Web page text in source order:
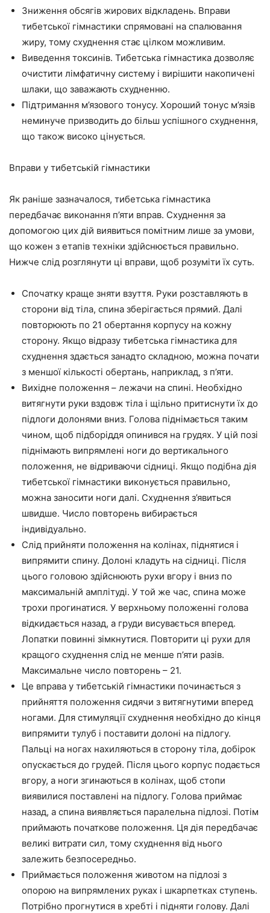
Зниження обсягів жирових відкладень. Вправи
тибетської гімнастики спрямовані на спалювання
жиру, тому схуднення стає цілком можливим.
Виведення токсинів. Тибетська гімнастика дозволяє
очистити лімфатичну систему і вирішити накопичені
шлаки, що заважають схудненню.
Підтримання м’язового тонусу. Хороший тонус м’язів
неминуче призводить до більш успішного схуднення,
що також високо цінується.
Вправи у тибетській гімнастики
Як раніше зазначалося, тибетська гімнастика
передбачає виконання п’яти вправ. Схуднення за
допомогою цих дій виявиться помітним лише за умови,
що кожен з етапів техніки здійснюється правильно.
Нижче слід розглянути ці вправи, щоб розуміти їх суть.
Спочатку краще зняти взуття. Руки розставляють в
сторони від тіла, спина зберігається прямий. Далі
повторюють по 21 обертання корпусу на кожну
сторону. Якщо відразу тибетська гімнастика для
схуднення здається занадто складною, можна почати
з меншої кількості обертань, наприклад, з п’яти.
Вихідне положення – лежачи на спині. Необхідно
витягнути руки вздовж тіла і щільно притиснути їх до
підлоги долонями вниз. Голова піднімається таким
чином, щоб підборіддя опинився на грудях. У цій позі
піднімають випрямлені ноги до вертикального
положення, не відриваючи сідниці. Якщо подібна дія
тибетської гімнастики виконується правильно,
можна заносити ноги далі. Схуднення з’явиться
швидше. Число повторень вибирається
індивідуально.
Слід прийняти положення на колінах, піднятися і
випрямити спину. Долоні кладуть на сідниці. Після
цього головою здійснюють рухи вгору і вниз по
максимальній амплітуді. У той же час, спина може
трохи прогинатися. У верхньому положенні голова
відкидається назад, а груди висувається вперед.
Лопатки повинні зімкнутися. Повторити ці рухи для
кращого схуднення слід не менше п’яти разів.
Максимальне число повторень – 21.
Це вправа у тибетській гімнастики починається з
прийняття положення сидячи з витягнутими вперед
ногами. Для стимуляції схуднення необхідно до кінця
випрямити тулуб і поставити долоні на підлогу.
Пальці на ногах нахиляються в сторону тіла, добірок
опускається до грудей. Після цього корпус подається
вгору, а ноги згинаються в колінах, щоб стопи
виявилися поставлені на підлогу. Голова приймає
назад, а спина виявляється паралельна підлозі. Потім
приймають початкове положення. Ця дія передбачає
великі витрати сил, тому схуднення від нього
залежить безпосередньо.
Приймається положення животом на підлозі з
опорою на випрямлених руках і шкарпетках ступень.
Потрібно прогнутися в хребті і підняти голову. Далі